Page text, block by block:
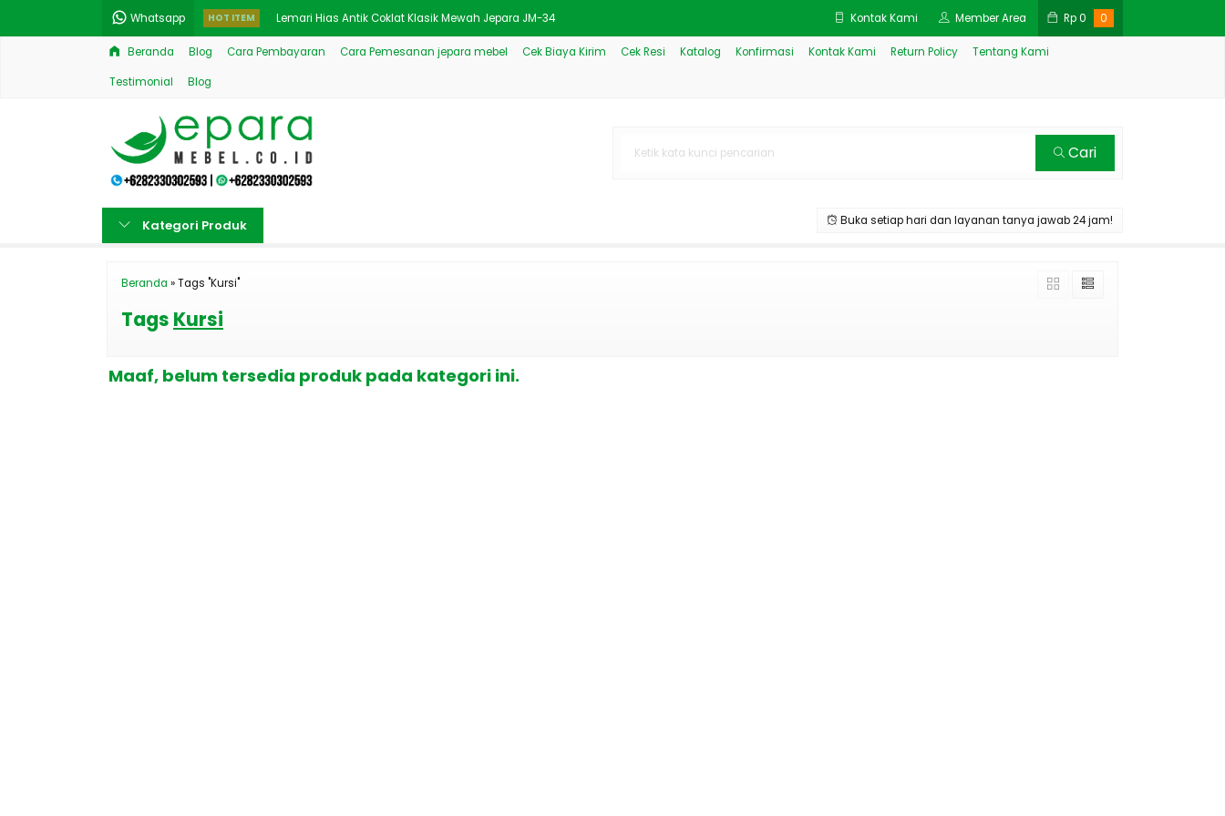
Whatsapp HOT ITEM Lemari Hias Antik Coklat Klasik Mewah Jepara JM-34
Jual Set Meja Makan Modern Mewah Klasik Baru JM-92
Kamar Set Luxury Ukir Model Klasik Duco Putih Mewa
Sofa Tamu Klasik Full Ukiran Warna Gold JM-161
Kontak Kami Member Area Rp0 0
Beranda Blog Cara Pembayaran Cara Pemesanan jepara mebel Cek Biaya Kirim Cek Resi Katalog Konfirmasi Kontak Kami Return Policy Tentang Kami
Testimonial Blog
Cari
Kategori Produk Buka setiap hari dan layanan tanya jawab 24 jam!
Beranda »Tags "Kursi"
Tags Kursi
Maaf, belum tersedia produk pada kategori ini.